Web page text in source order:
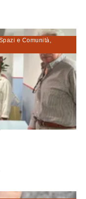
e Comunità,
dove la san...